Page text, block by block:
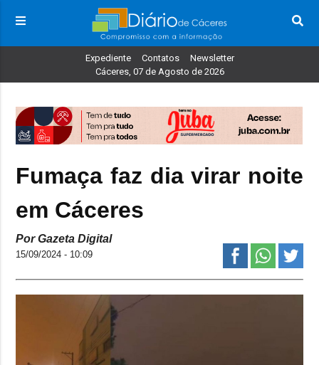
Expediente Contatos
Newsletter
Cáceres, 07 de Agosto de 2026
Fumaça faz dia virar noite
em Cáceres
Por Gazeta Digital
15/09/2024 - 10:09